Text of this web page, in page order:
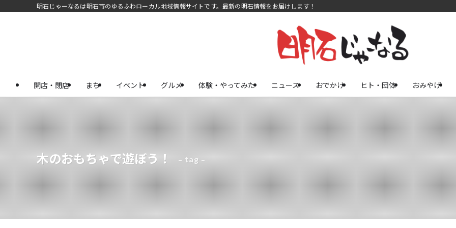
明石じゃーなるは明石市のゆるふわローカル地域情報サイトです。最新の明石情報をお届けします！
開店・閉店 まち イベント グルメ 体験・やってみた ニュース おでかけ ヒト・団体 おみやげ
木のおもちゃで遊ぼう！ – tag –